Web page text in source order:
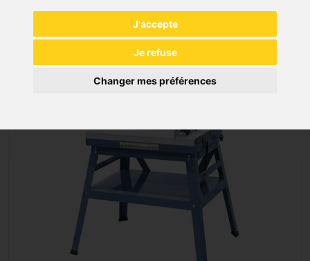
J'accepte
Je refuse
Changer mes préférences
In Stock
Deliverable in 2-3 business days